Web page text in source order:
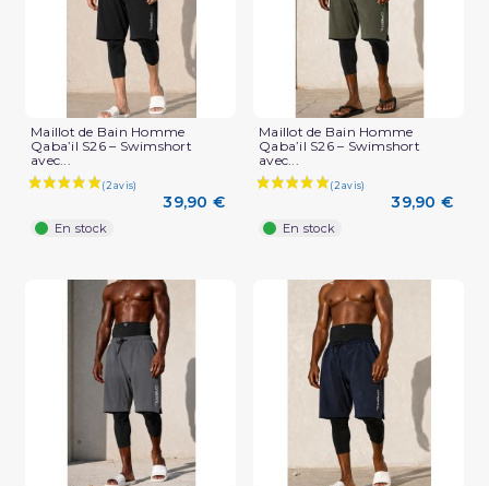
Maillot de Bain Homme
Qaba’il S26 – Swimshort
avec...
39,90 €
En stock
Maillot de Bain Homme
Qaba’il S26 – Swimshort
avec...
39,90 €
En stock